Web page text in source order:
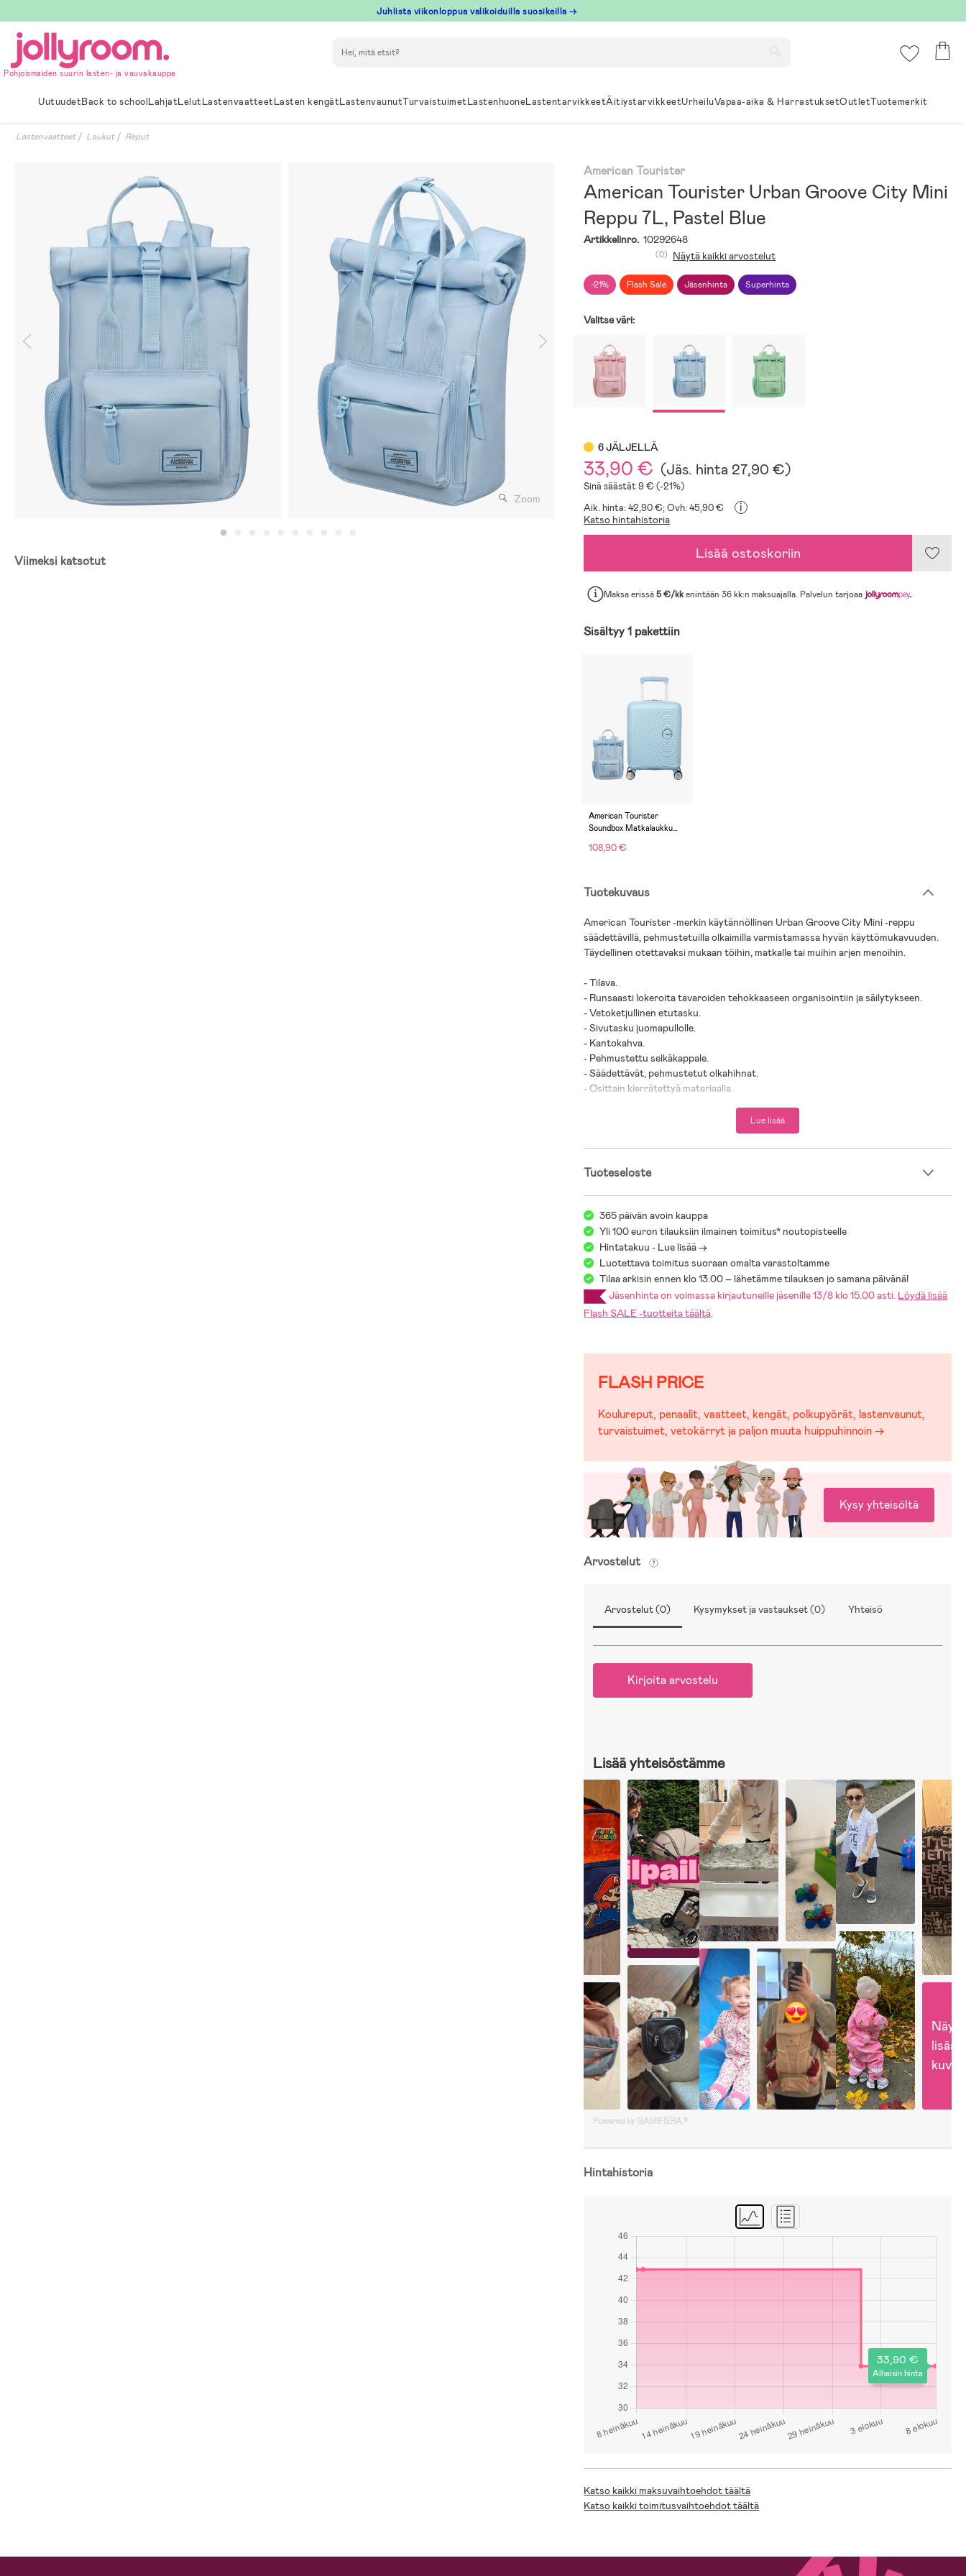
till
innehållet
Juhlista viikonloppua valikoiduilla suosikeilla →
Pohjoismaiden suurin lasten- ja vauvakauppa
UutuudetBack to schoolLahjatLelutLastenvaatteetLasten kengätLastenvaunutTurvaistuimetLastenhuoneLastentarvikkeetÄitiystarvikkeetUrheiluVapaa-aika & HarrastuksetOutletTuotemerkit
Lastenvaatteet Laukut Reput
Zoom
Viimeksi katsotut
American Tourister
American Tourister Urban Groove City Mini
Reppu 7L, Pastel Blue
Artikkelinro. 10292648
-21% Flash Sale Jäsenhinta Superhinta
(0) Näytä kaikki arvostelut
Valitse väri:
6 JÄLJELLÄ
33,90 € (Jäs. hinta 27,90 €)
Sinä säästät 9 € (-21%)
Aik. hinta: 42,90 €;Ovh: 45,90 € i
Katso hintahistoria
Lisää ostoskoriin
Maksa erissä5 €/kkenintään 36 kk:n maksuajalla. Palvelun tarjoaa .
Sisältyy 1 pakettiin
American Tourister
Soundbox Matkalaukku
7L Mini Reppu, Pastel Blue
108,90 €
Tuotekuvaus
American Tourister -merkin käytännöllinen Urban Groove City Mini -reppu
säädettävillä, pehmustetuilla olkaimilla varmistamassa hyvän käyttömukavuuden.
Täydellinen otettavaksi mukaan töihin, matkalle tai muihin arjen menoihin.
- Tilava.
- Runsaasti lokeroita tavaroiden tehokkaaseen organisointiin ja säilytykseen.
- Vetoketjullinen etutasku.
- Sivutasku juomapullolle.
- Kantokahva.
- Pehmustettu selkäkappale.
- Säädettävät, pehmustetut olkahihnat.
- Osittain kierrätettyä materiaalia.
Lue lisää
Tuoteseloste
365 päivän avoin kauppa
Yli 100 euron tilauksiin ilmainen toimitus* noutopisteelle
Hintatakuu - Lue lisää ->
Luotettava toimitus suoraan omalta varastoltamme
Tilaa arkisin ennen klo 13.00 – lähetämme tilauksen jo samana päivänä!
Jäsenhinta on voimassa kirjautuneille jäsenille 13/8 klo 15.00 asti. Löydä lisää
Flash SALE -tuotteita täältä.
FLASH PRICE
Koulureput, penaalit, vaatteet, kengät, polkupyörät, lastenvaunut,
turvaistuimet, vetokärryt ja paljon muuta huippuhinnoin →
Kysy yhteisöltä
Arvostelut
Arvostelut (0) Kysymykset ja vastaukset (0) Yhteisö
Kirjoita arvostelu
Lisää yhteisöstämme
lisää
kuvia
Powered by GAMIFIERA.®
Hintahistoria
33,90 €
Alhaisin hinta
Katso kaikki maksuvaihtoehdot täältä
Katso kaikki toimitusvaihtoehdot täältä